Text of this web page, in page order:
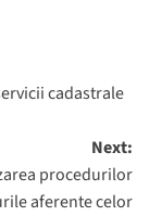
cadastrale
Next:
procedurilor
aferente celor